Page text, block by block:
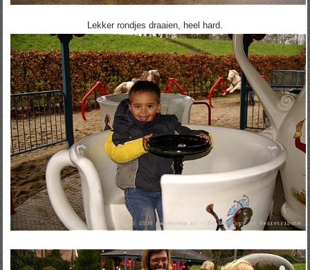
Lekker rondjes draaien, heel hard.